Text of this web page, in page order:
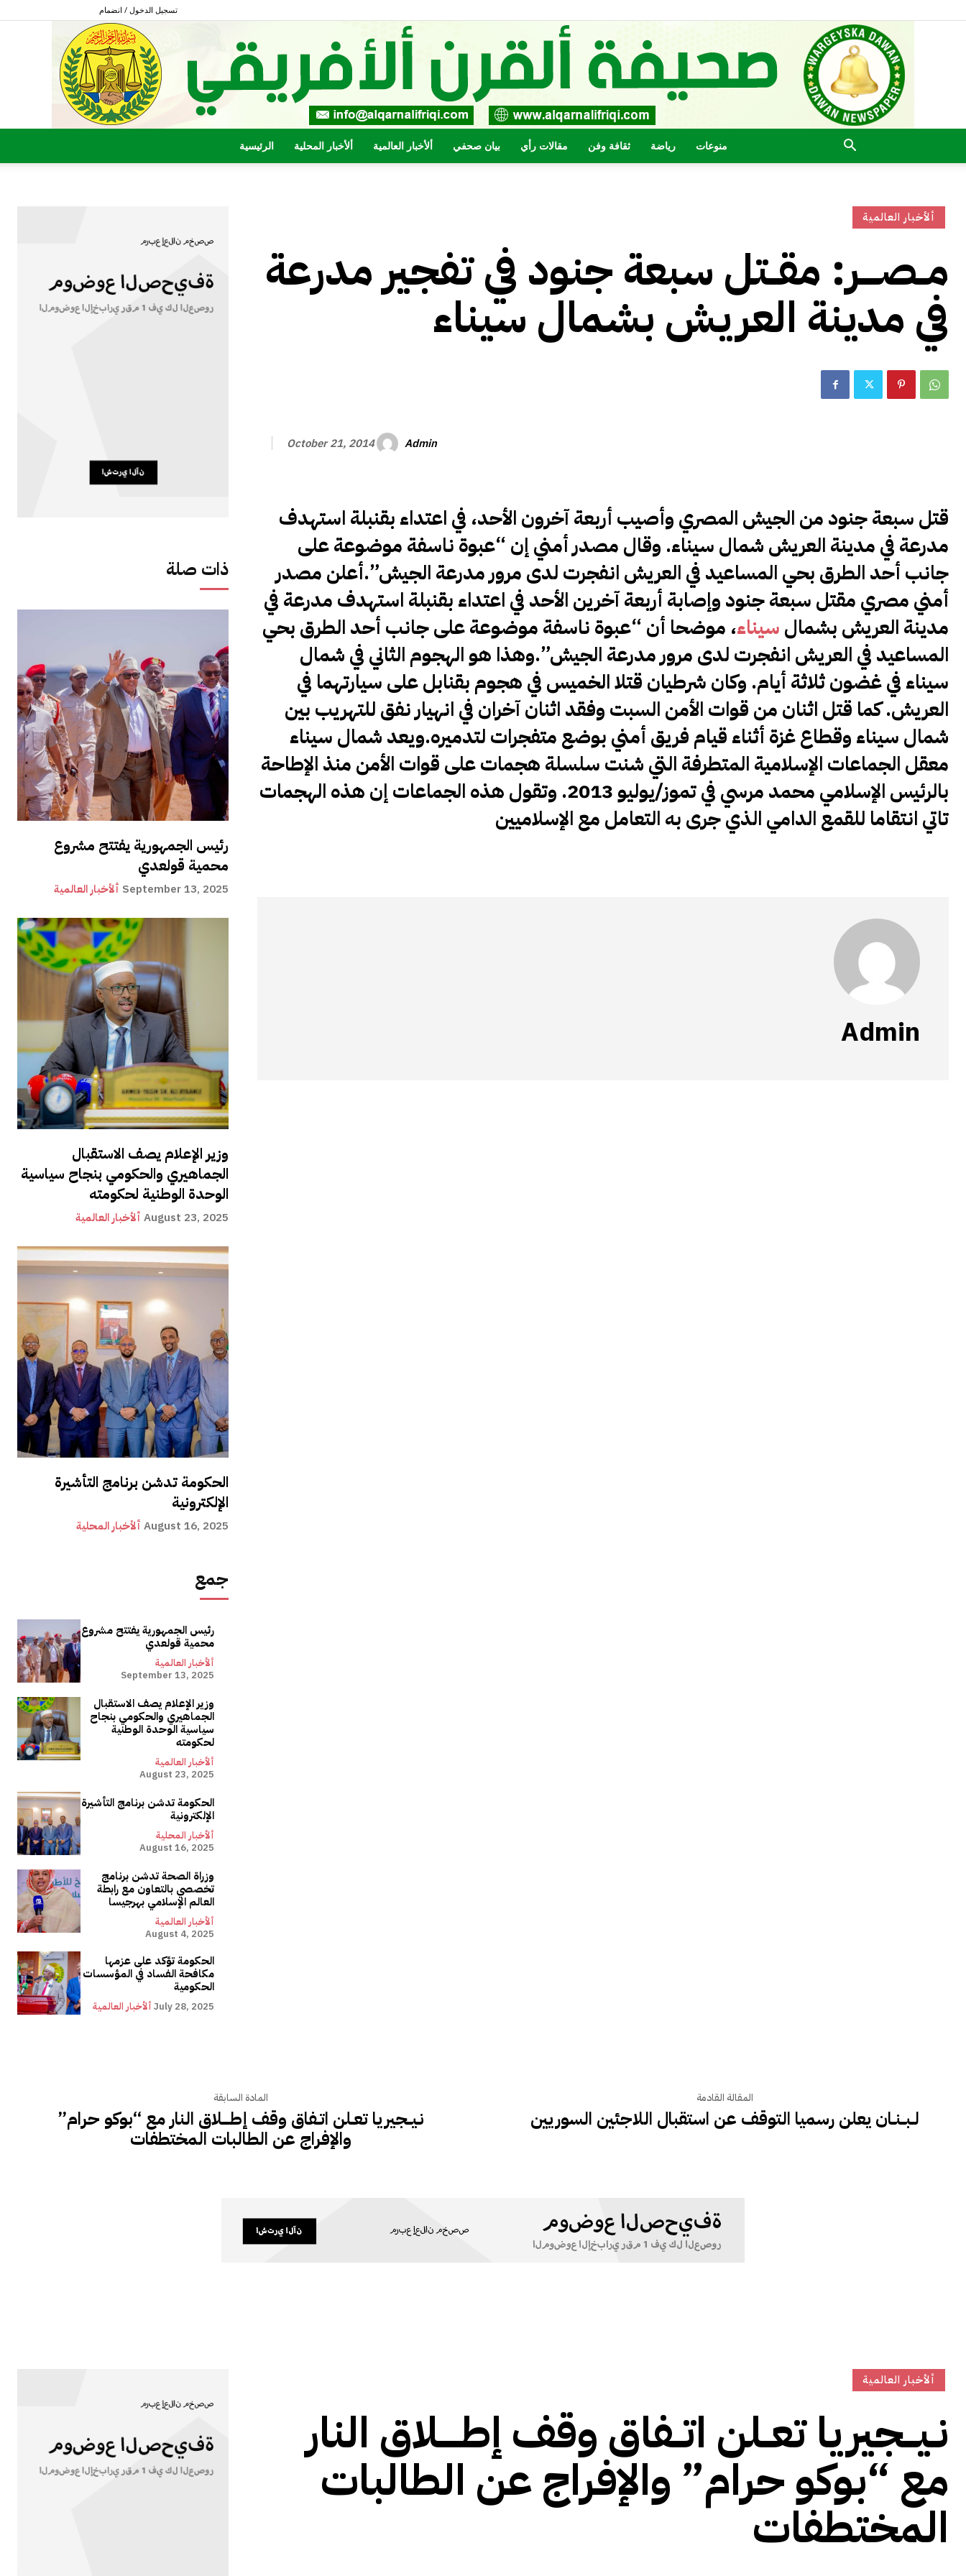
تسجيل الدخول / انضمام
القرن
الرئيسية ألأخبار المحلية ألأخبار العالمية بيان صحفي مقالات رأي ثقافة وفن رياضة منوعات
ذات صلة
رئيس الجمهورية يفتتح مشروع
محمية قولعدي
ألأخبار العالمية September 13, 2025
وزير الإعلام يصف الاستقبال
الجماهيري والحكومي بنجاح سياسية
الوحدة الوطنية لحكومته
ألأخبار العالمية August 23, 2025
الحكومة تدشن برنامج التأشيرة
الإلكترونية
ألأخبار المحلية August 16, 2025
جمع
رئيس الجمهورية يفتتح مشروع
محمية قولعدي
ألأخبار العالمية
September 13, 2025
وزير الإعلام يصف الاستقبال
الجماهيري والحكومي بنجاح
سياسية الوحدة الوطنية
لحكومته
ألأخبار العالمية
August 23, 2025
الحكومة تدشن برنامج التأشيرة
الإلكترونية
ألأخبار المحلية
August 16, 2025
وزراة الصحة تدشن برنامج
تخصصي بالتعاون مع رابطة
العالم الإسلامي بهرجيسا
ألأخبار العالمية
August 4, 2025
الحكومة تؤكد على عزمها
مكافحة الفساد في المؤسسات
الحكومية
ألأخبار العالمية July 28, 2025
ألأخبار العالمية
مــصــــر: مقــتل سبعة جنود في تفجير مدرعة
في مدينة العريش بشمال سيناء
October 21, 2014 Admin
قتل سبعة جنود من الجيش المصري وأصيب أربعة آخرون الأحد، في اعتداء بقنبلة استهدف
مدرعة في مدينة العريش شمال سيناء. وقال مصدر أمني إن “عبوة ناسفة موضوعة على
جانب أحد الطرق بحي المساعيد في العريش انفجرت لدى مرور مدرعة الجيش”.أعلن مصدر
أمني مصري مقتل سبعة جنود وإصابة أربعة آخرين الأحد في اعتداء بقنبلة استهدف مدرعة في
مدينة العريش بشمال سيناء، موضحا أن “عبوة ناسفة موضوعة على جانب أحد الطرق بحي
المساعيد في العريش انفجرت لدى مرور مدرعة الجيش”.وهذا هو الهجوم الثاني في شمال
سيناء في غضون ثلاثة أيام. وكان شرطيان قتلا الخميس في هجوم بقنابل على سيارتهما في
العريش. كما قتل اثنان من قوات الأمن السبت وفقد اثنان آخران في انهيار نفق للتهريب بين
شمال سيناء وقطاع غزة أثناء قيام فريق أمني بوضع متفجرات لتدميره.ويعد شمال سيناء
معقل الجماعات الإسلامية المتطرفة التي شنت سلسلة هجمات على قوات الأمن منذ الإطاحة
بالرئيس الإسلامي محمد مرسي في تموز/يوليو 2013. وتقول هذه الجماعات إن هذه الهجمات
تاتي انتقاما للقمع الدامي الذي جرى به التعامل مع الإسلاميين
Admin
المادة السابقة
نـيـــجيريا تعــلن اتــفاق وقف إطـــــلاق النار مع “بوكو حرام”
والإفراج عن الطالبات المختطفات
المقالة القادمة
لــبـــنــان يعلن رسميا التوقف عن استقبال اللاجئين السوريين